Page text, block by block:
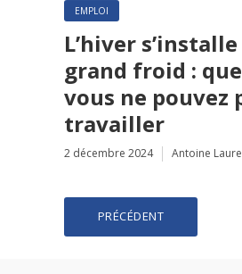
EMPLOI
L’hiver
grand froid :
vous ne pouvez
travailler
2 décembre 2024 Antoine
Pagination
PRÉCÉDENT